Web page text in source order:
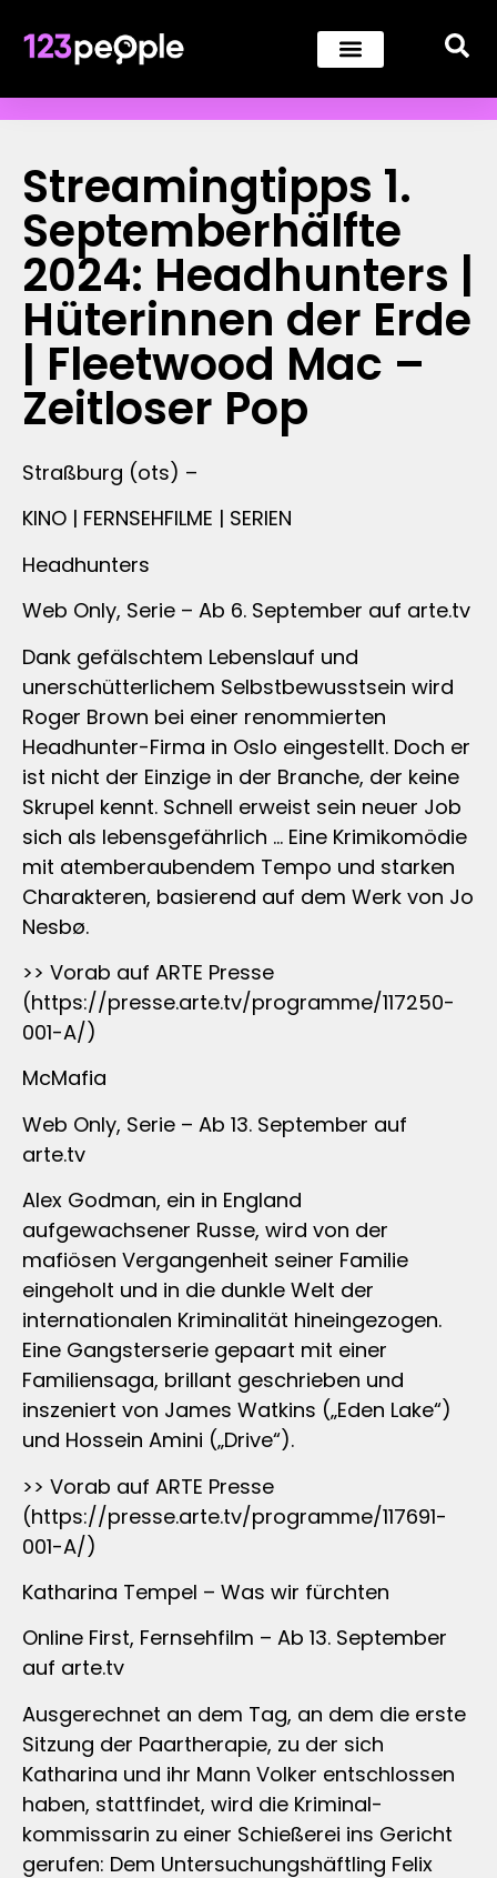
Streamingtipps 1.
Septemberhälfte
2024: Headhunters |
Hüterinnen der Erde
| Fleetwood Mac –
Zeitloser Pop
Straßburg (ots) –
KINO | FERNSEHFILME | SERIEN
Headhunters
Web Only, Serie – Ab 6. September auf arte.tv
Dank gefälschtem Lebenslauf und
unerschütterlichem Selbstbewusstsein wird
Roger Brown bei einer renommierten
Headhunter-Firma in Oslo eingestellt. Doch er
ist nicht der Einzige in der Branche, der keine
Skrupel kennt. Schnell erweist sein neuer Job
sich als lebensgefährlich … Eine Krimikomödie
mit atemberaubendem Tempo und starken
Charakteren, basierend auf dem Werk von Jo
Nesbø.
>> Vorab auf ARTE Presse
(https://presse.arte.tv/programme/117250-
001-A/)
McMafia
Web Only, Serie – Ab 13. September auf
arte.tv
Alex Godman, ein in England
aufgewachsener Russe, wird von der
mafiösen Vergangenheit seiner Familie
eingeholt und in die dunkle Welt der
internationalen Kriminalität hineingezogen.
Eine Gangsterserie gepaart mit einer
Familiensaga, brillant geschrieben und
inszeniert von James Watkins („Eden Lake“)
und Hossein Amini („Drive“).
>> Vorab auf ARTE Presse
(https://presse.arte.tv/programme/117691-
001-A/)
Katharina Tempel – Was wir fürchten
Online First, Fernsehfilm – Ab 13. September
auf arte.tv
Ausgerechnet an dem Tag, an dem die erste
Sitzung der Paartherapie, zu der sich
Katharina und ihr Mann Volker entschlossen
haben, stattfindet, wird die Kriminal-
kommissarin zu einer Schießerei ins Gericht
gerufen: Dem Untersuchungshäftling Felix